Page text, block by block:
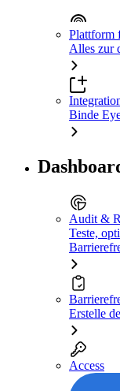
Plattform
Alles zur
Binde
Audit &
Teste,
Erstelle
Access